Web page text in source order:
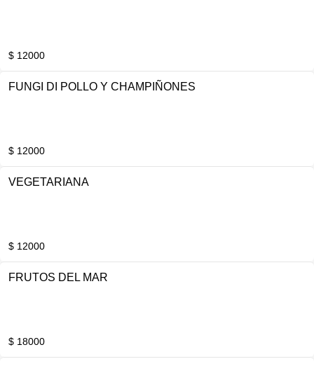
$ 12000
FUNGI DI POLLO Y CHAMPIÑONES
$ 12000
VEGETARIANA
$ 12000
FRUTOS DEL MAR
$ 18000